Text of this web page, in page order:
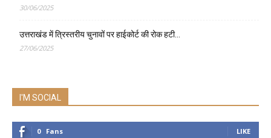
30/06/2025
उत्तराखंड में त्रिस्तरीय चुनावों पर हाईकोर्ट की रोक हटी…
27/06/2025
I'M SOCIAL
0 Fans LIKE